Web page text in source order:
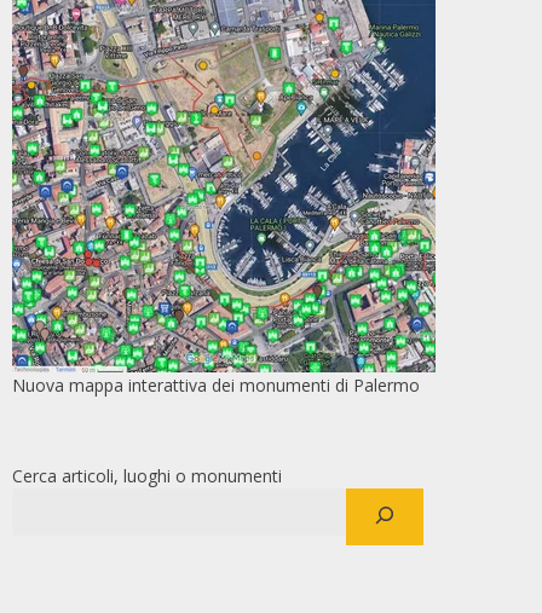
Nuova mappa interattiva dei monumenti di Palermo
Cerca articoli, luoghi o monumenti